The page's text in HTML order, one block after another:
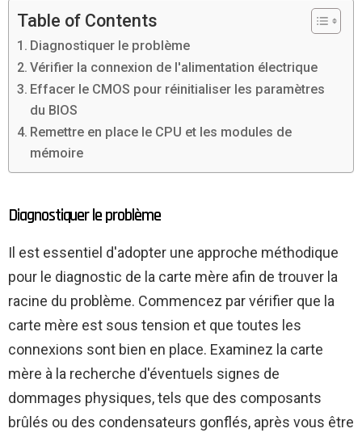
Table of Contents
Diagnostiquer le problème
Vérifier la connexion de l'alimentation électrique
Effacer le CMOS pour réinitialiser les paramètres
du BIOS
Remettre en place le CPU et les modules de
mémoire
Diagnostiquer le problème
Il est essentiel d'adopter une approche méthodique
pour le diagnostic de la carte mère afin de trouver la
racine du problème. Commencez par vérifier que la
carte mère est sous tension et que toutes les
connexions sont bien en place. Examinez la carte
mère à la recherche d'éventuels signes de
dommages physiques, tels que des composants
brûlés ou des condensateurs gonflés, après vous être